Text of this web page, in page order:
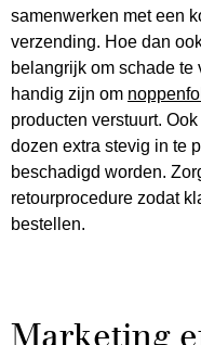
samenwerken met een
verzending. Hoe dan
belangrijk om schade te
handig zijn om
producten verstuurt. Ook
dozen extra stevig in te
beschadigd worden.
retourprocedure zodat
bestellen.
Marketing